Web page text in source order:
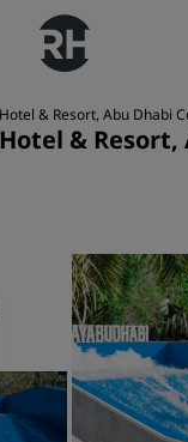
& Resort, Abu Dhabi
& Resort,